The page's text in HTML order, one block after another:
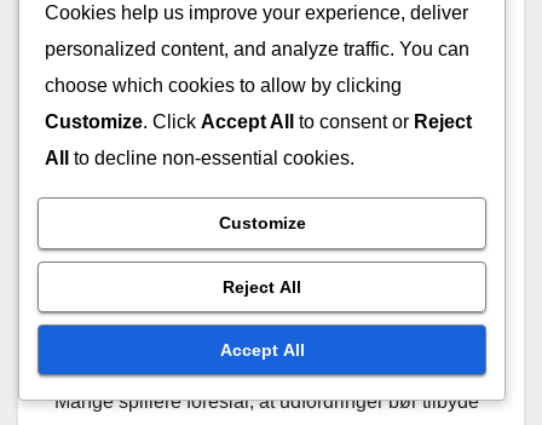
Fællesskabsfeedback om
udfordringsdesign
Fællesskabsfeedback spiller en afgørende rolle i
udformningen af Battle Pass-udfordringer. Spillere
udtrykker ofte bekymringer om klarheden og
gennemførligheden af visse opgaver. For
eksempel kan udfordringer, der kræver specifikke
gameplay-stile eller karaktervalg, fremmedgøre
spillere, der foretrækker forskellige spillestile.
Mange spillere foreslår, at udfordringer bør tilbyde
Cookies help us improve your experience, deliver
personalized content, and analyze traffic. You can
choose which cookies to allow by clicking
Customize. Click Accept All to consent or Reject
All
to decline non-essential cookies.
Customize
Reject All
Accept All